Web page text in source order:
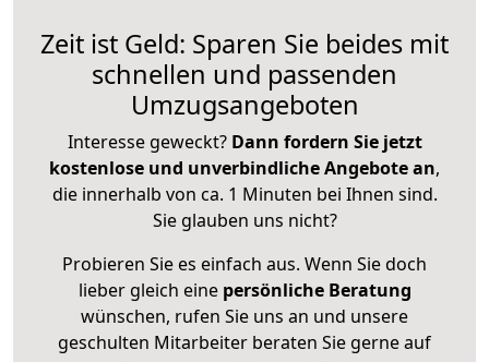
Zeit ist Geld: Sparen Sie beides mit
schnellen und passenden
Umzugsangeboten
Interesse geweckt? Dann fordern Sie jetzt
kostenlose und unverbindliche Angebote an,
die innerhalb von ca. 1 Minuten bei Ihnen sind.
Sie glauben uns nicht?
Probieren Sie es einfach aus. Wenn Sie doch
lieber gleich eine persönliche Beratung
wünschen, rufen Sie uns an und unsere
geschulten Mitarbeiter beraten Sie gerne auf